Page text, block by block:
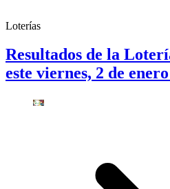
Loterías
Resultados de la
este viernes, 2 de